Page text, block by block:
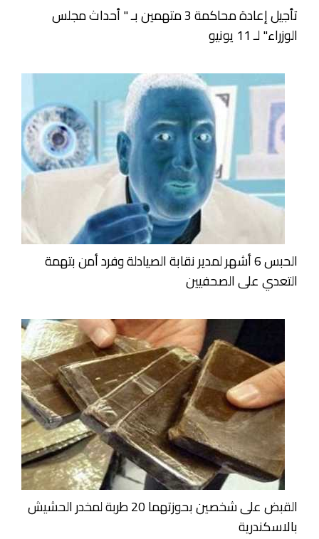
تأجيل إعادة محاكمة 3 متهمين بـ " أحداث مجلس
الوزراء" لـ 11 يونيو
الحبس 6 أشهر لمدير نقابة الصيادلة وفرد أمن بتهمة
التعدي على الصحفيين
القبض على شخصين بحوزتهما 20 طربة لمخدر الحشيش
بالاسكندرية